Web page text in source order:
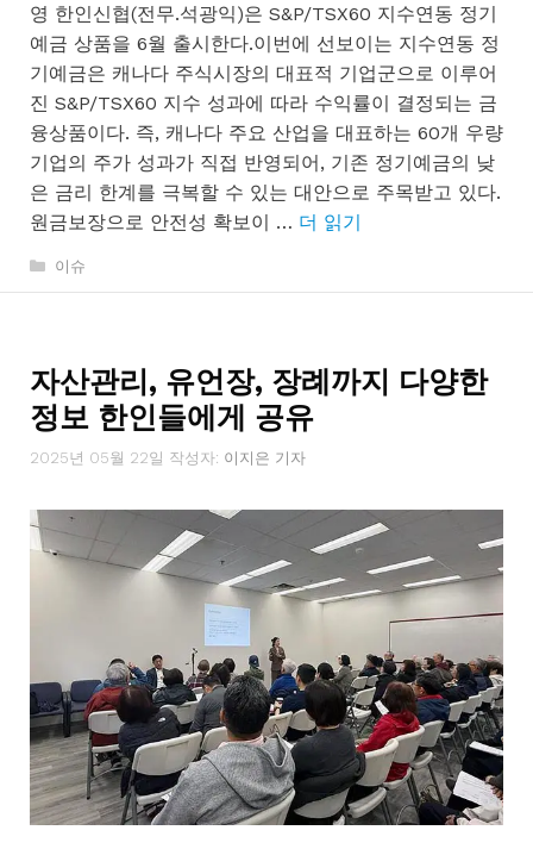
영 한인신협(전무.석광익)은 S&P/TSX60 지수연동 정기
예금 상품을 6월 출시한다.이번에 선보이는 지수연동 정
기예금은 캐나다 주식시장의 대표적 기업군으로 이루어
진 S&P/TSX60 지수 성과에 따라 수익률이 결정되는 금
융상품이다. 즉, 캐나다 주요 산업을 대표하는 60개 우량
기업의 주가 성과가 직접 반영되어, 기존 정기예금의 낮
은 금리 한계를 극복할 수 있는 대안으로 주목받고 있다.
원금보장으로 안전성 확보이 … 더 읽기
카
이슈
자산관리, 유언장, 장례까지 다양한
정보 한인들에게 공유
2025년 05월 22일 작성자: 이지은 기자